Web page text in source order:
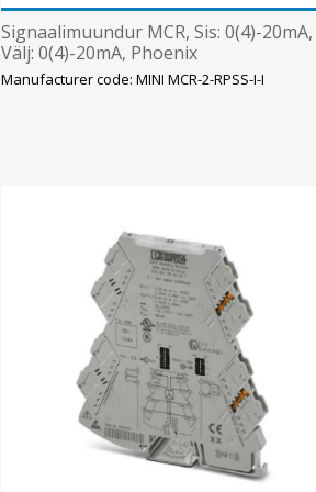
Signaalimuundur MCR, Sis: 0(4)-20mA,
Välj: 0(4)-20mA, Phoenix
Manufacturer code: MINI MCR-2-RPSS-I-I